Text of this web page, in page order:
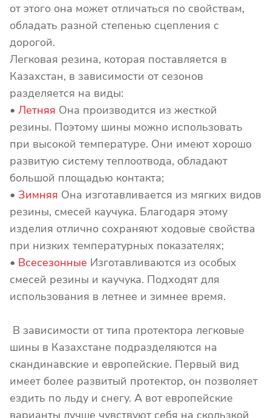
от этого она может отличаться по свойствам,
обладать разной степенью сцепления с
дорогой.
Легковая резина, которая поставляется в
Казахстан, в зависимости от сезонов
разделяется на виды:
• Летняя Она производится из жесткой
резины. Поэтому шины можно использовать
при высокой температуре. Они имеют хорошо
развитую систему теплоотвода, обладают
большой площадью контакта;
• Зимняя Она изготавливается из мягких видов
резины, смесей каучука. Благодаря этому
изделия отлично сохраняют ходовые свойства
при низких температурных показателях;
• Всесезонные Изготавливаются из особых
смесей резины и каучука. Подходят для
использования в летнее и зимнее время.
В зависимости от типа протектора легковые
шины в Казахстане подразделяются на
скандинавские и европейские. Первый вид
имеет более развитый протектор, он позволяет
ездить по льду и снегу. А вот европейские
варианты лучше чувствуют себя на скользкой